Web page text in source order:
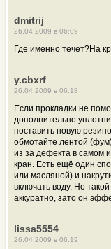
dmitrij
26.04.2009 в 06:09
Где именно течет?На
y.cbxrf
26.04.2009 в 06:18
Если прокладки не
дополнительно
поставить новую
обмотайте лентой
из за дефекта в самом
кран. Есть ещё один
или масляной) и
включать воду. Но
аккуратно, зато он
lissa5554
26.04.2009 в 06:19